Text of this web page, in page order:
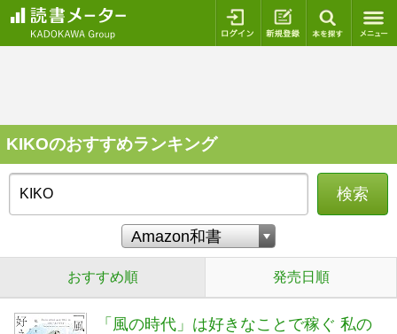
ログイン 新規登録
KIKOのおすすめランキング
検索
おすすめ順 発売日順
「風の時代」は好きなことで稼ぐ 私の